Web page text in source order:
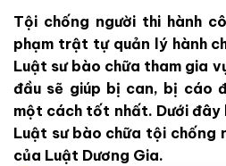
Tội chống người thi hành
phạm trật tự quản lý hành
Luật sư bào chữa tham gia
đầu sẽ giúp bị can, bị cáo
một cách tốt nhất. Dưới đây
Luật sư bào chữa tội chống
của Luật Dương Gia.